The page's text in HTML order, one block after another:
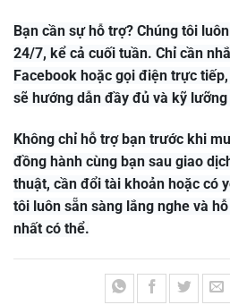
Bạn cần sự hỗ trợ? Chúng tôi
24/7, kể cả cuối tuần. Chỉ cần
Facebook hoặc gọi điện trực
sẽ hướng dẫn đầy đủ và kỹ
Không chỉ hỗ trợ bạn trước khi
đồng hành cùng bạn sau giao
thuật, cần đổi tài khoản hoặc có
tôi luôn sẵn sàng lắng nghe và
nhất có thể.